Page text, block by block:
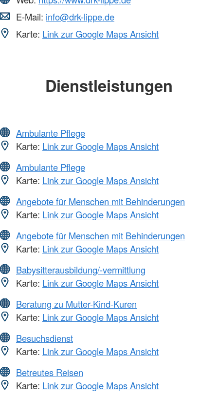
E-Mail: info@drk-lippe.de
Karte: Link zur Google Maps Ansicht
Dienstleistungen
Ambulante Pflege
Karte: Link zur Google Maps Ansicht
Ambulante Pflege
Karte: Link zur Google Maps Ansicht
Angebote für Menschen mit Behinderungen
Karte: Link zur Google Maps Ansicht
Angebote für Menschen mit Behinderungen
Karte: Link zur Google Maps Ansicht
Babysitterausbildung/-vermittlung
Karte: Link zur Google Maps Ansicht
Beratung zu Mutter-Kind-Kuren
Karte: Link zur Google Maps Ansicht
Besuchsdienst
Karte: Link zur Google Maps Ansicht
Betreutes Reisen
Karte: Link zur Google Maps Ansicht